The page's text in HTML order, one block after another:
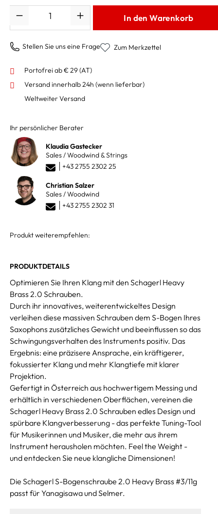
In den Warenkorb
Stellen Sie uns eine Frage Zum Merkzettel
Portofrei ab € 29 (AT)
Versand innerhalb 24h (wenn lieferbar)
Weltweiter Versand
Ihr persönlicher Berater
Klaudia Gastecker
Sales / Woodwind & Strings
+43 2755 2302 25
Christian Salzer
Sales / Woodwind
+43 2755 2302 31
Produkt weiterempfehlen:
PRODUKTDETAILS
Optimieren Sie Ihren Klang mit den Schagerl Heavy
Brass 2.0 Schrauben.
Durch ihr innovatives, weiterentwickeltes Design
verleihen diese massiven Schrauben dem S-Bogen Ihres
Saxophons zusätzliches Gewicht und beeinflussen so das
Schwingungsverhalten des Instruments positiv. Das
Ergebnis: eine präzisere Ansprache, ein kräftigerer,
fokussierter Klang und mehr Klangtiefe mit klarer
Projektion.
Gefertigt in Österreich aus hochwertigem Messing und
erhältlich in verschiedenen Oberflächen, vereinen die
Schagerl Heavy Brass 2.0 Schrauben edles Design und
spürbare Klangverbesserung - das perfekte Tuning-Tool
für Musikerinnen und Musiker, die mehr aus ihrem
Instrument herausholen möchten. Feel the Weight -
und entdecken Sie neue klangliche Dimensionen!
Die Schagerl S-Bogenschraube 2.0 Heavy Brass #3/11g
passt für Yanagisawa und Selmer.